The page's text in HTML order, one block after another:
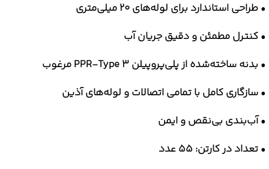
•طراحی استاندارد برای لوله‌های 20 میلی‌متری
•کنترل مطمئن و دقیق جریان آب
• بدنه ساخته‌شده از پلی‌پروپیلن PPR-Type 3 مرغوب
•سازگاری کامل با تمامی اتصالات و لوله‌های آذین
•آب‌بندی بی‌نقص و ایمن
•تعداد در کارتن: 55 عدد